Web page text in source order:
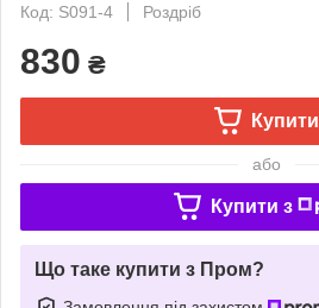
Код: S091-4
Роздріб
830 ₴
Купити
або
Купити з
Що таке купити з Пром?